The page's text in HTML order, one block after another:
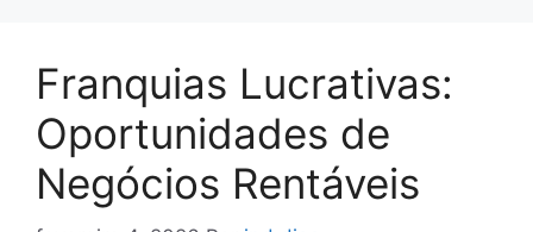
Franquias Lucrativas:
Oportunidades de
Negócios Rentáveis